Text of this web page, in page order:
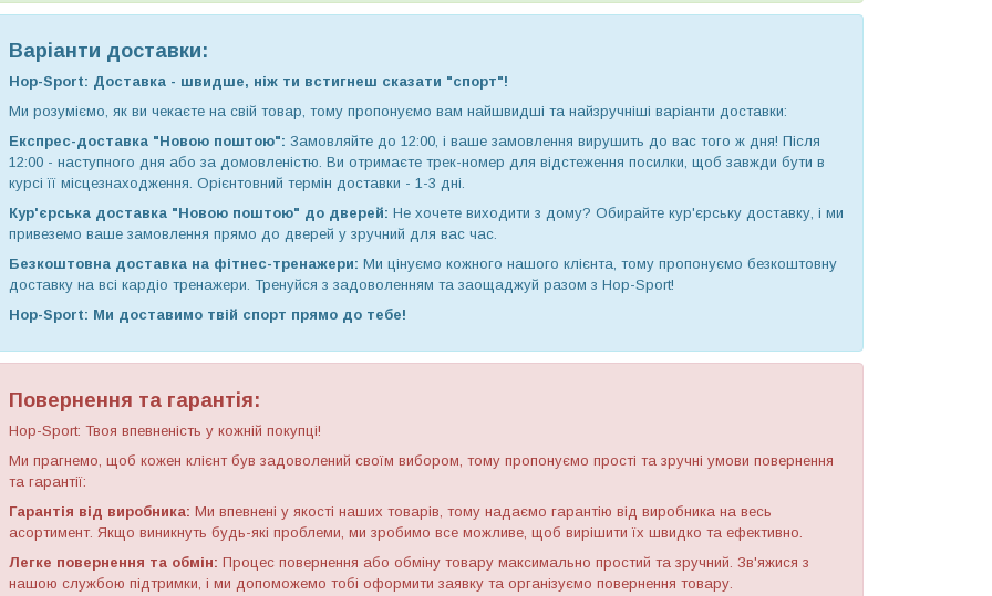
Варіанти доставки:
Hop-Sport: Доставка - швидше, ніж ти встигнеш сказати "спорт"!
Ми розуміємо, як ви чекаєте на свій товар, тому пропонуємо вам найшвидші та найзручніші варіанти доставки:
Експрес-доставка "Новою поштою": Замовляйте до 12:00, і ваше замовлення вирушить до вас того ж дня! Після
12:00 - наступного дня або за домовленістю. Ви отримаєте трек-номер для відстеження посилки, щоб завжди бути в
курсі її місцезнаходження. Орієнтовний термін доставки - 1-3 дні.
Кур'єрська доставка "Новою поштою" до дверей: Не хочете виходити з дому? Обирайте кур'єрську доставку, і ми
привеземо ваше замовлення прямо до дверей у зручний для вас час.
Безкоштовна доставка на фітнес-тренажери: Ми цінуємо кожного нашого клієнта, тому пропонуємо безкоштовну
доставку на всі кардіо тренажери. Тренуйся з задоволенням та заощаджуй разом з Hop-Sport!
Hop-Sport: Ми доставимо твій спорт прямо до тебе!
Повернення та гарантія:
Hop-Sport: Твоя впевненість у кожній покупці!
Ми прагнемо, щоб кожен клієнт був задоволений своїм вибором, тому пропонуємо прості та зручні умови повернення
та гарантії:
Гарантія від виробника: Ми впевнені у якості наших товарів, тому надаємо гарантію від виробника на весь
асортимент. Якщо виникнуть будь-які проблеми, ми зробимо все можливе, щоб вирішити їх швидко та ефективно.
Легке повернення та обмін: Процес повернення або обміну товару максимально простий та зручний. Зв'яжися з
нашою службою підтримки, і ми допоможемо тобі оформити заявку та організуємо повернення товару.